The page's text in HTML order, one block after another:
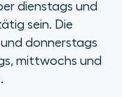
dienstags und
sein. Die
donnerstags
mittwochs und